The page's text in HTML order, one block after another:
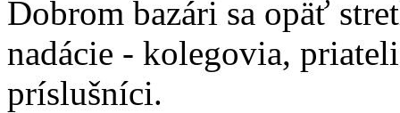
Dobrom bazári sa opäť
nadácie - kolegovia,
príslušníci.